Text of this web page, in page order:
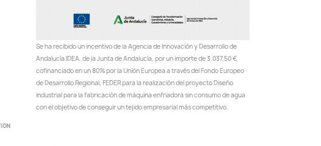
Se ha recibido un incentivo de la Agencia de Innovación y Desarrollo de
Andalucía IDEA, de la Junta de Andalucía, por un importe de 3.037,50 €,
cofinanciado en un 80% por la Unión Europea a través del Fondo Europeo
de Desarrollo Regional, FEDER para la realización del proyecto Diseño
industrial para la fabricación de máquina enfriadora sin consumo de agua
con el objetivo de conseguir un tejido empresarial más competitivo.